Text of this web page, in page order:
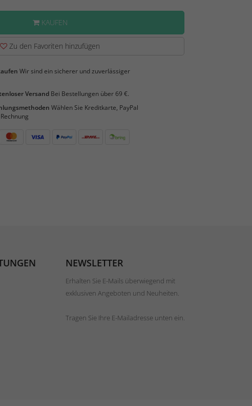
KAUFEN
Zu den Favoriten hinzufügen
Wir sind ein sicherer und zuverlässiger
VersandBei Bestellungen über 69 €.
Wählen Sie Kreditkarte, PayPal
NEWSLETTER
Erhalten Sie E-Mails überwiegend mit
exklusiven Angeboten und Neuheiten.
Tragen Sie Ihre E-Mailadresse unten ein.